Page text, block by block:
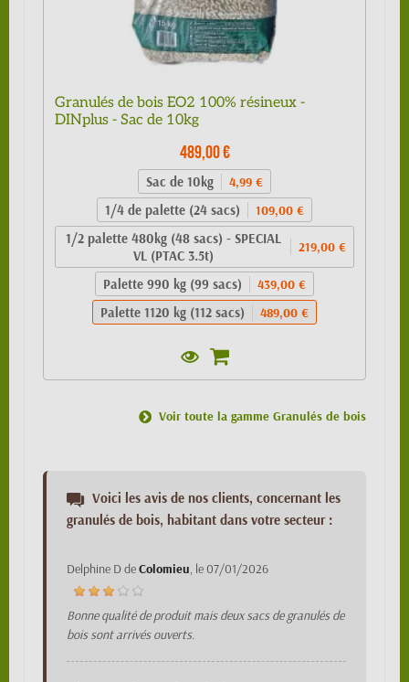
Granulés de bois EO2 100% résineux -
DINplus - Sac de 10kg
489,00 €
Sac de 10kg 4,99 €
1/4 de palette (24 sacs) 109,00 €
1/2 palette 480kg (48 sacs) - SPECIAL
VL (PTAC 3.5t)
219,00 €
Palette 990 kg (99 sacs) 439,00 €
Palette 1120 kg (112 sacs) 489,00 €
Voir toute la gamme Granulés de bois
Voici les avis de nos clients, concernant les
granulés de bois, habitant dans votre secteur :
Delphine DdeColomieu, le07/01/2026
Bonne qualité de produit mais deux sacs de granulés de
bois sont arrivés ouverts.